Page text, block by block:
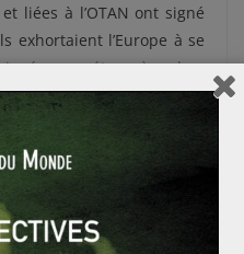
liées à l’OTAN ont signé
exhortaient l’Europe à se
étrangères lors
avril, l’ENISA (Agence
des réseaux et des
européen pour se
crise cyber lors des
tester la résilience et la
matière de cybersécurité.